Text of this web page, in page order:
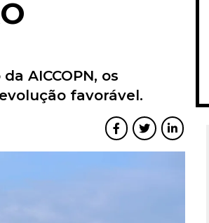
AICCOPN, os
favorável.